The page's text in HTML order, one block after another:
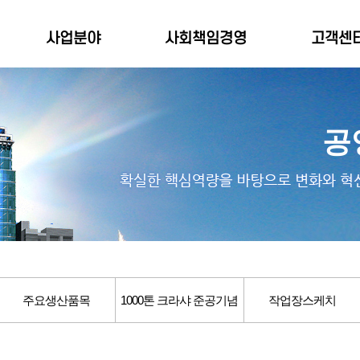
사업분야 사회책임경영 고객센
공
주요생산품목 1000톤 크라샤 준공기념 작업장스케치